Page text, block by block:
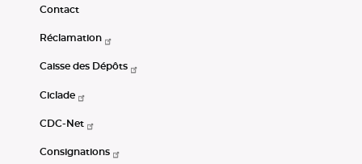
Contact
Réclamation
Caisse des Dépôts
Ciclade
CDC-Net
Consignations